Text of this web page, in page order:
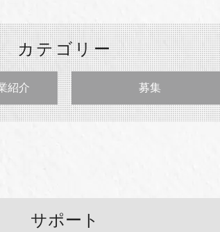
カテゴリー
紹介 募集
サポート